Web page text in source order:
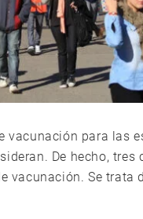
vacunación para las
De hecho, tres
vacunación. Se trata